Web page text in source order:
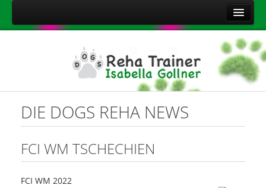
Kontakt
Impressum
Datenschutzerklärung
DIE DOGS REHA NEWS
FCI WM TSCHECHIEN
FCI WM 2022